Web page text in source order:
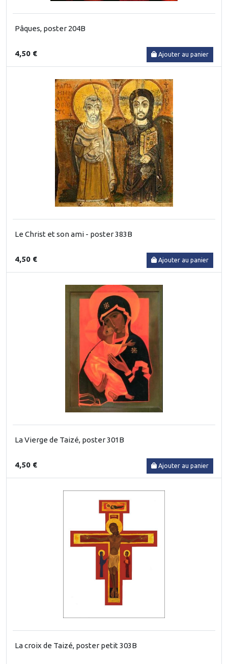
Pâques, poster 204B
4,50 € Ajouter au panier
Le Christ et son ami - poster 383B
4,50 € Ajouter au panier
La Vierge de Taizé, poster 301B
4,50 € Ajouter au panier
La croix de Taizé, poster petit 303B